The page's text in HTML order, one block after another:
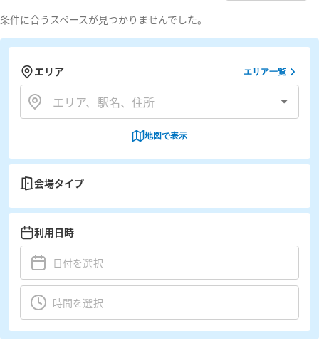
条件に合うスペースが見つかりませんでした。
エリア エリア一覧
地図で表示
会場タイプ
利用日時